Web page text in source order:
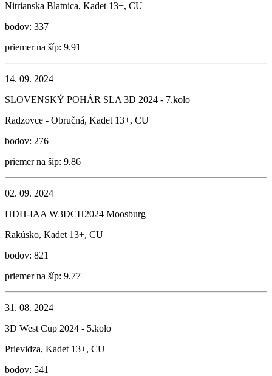
Nitrianska Blatnica, Kadet 13+, CU
bodov: 337
priemer na šíp: 9.91
14. 09. 2024
SLOVENSKÝ POHÁR SLA 3D 2024 - 7.kolo
Radzovce - Obručná, Kadet 13+, CU
bodov: 276
priemer na šíp: 9.86
02. 09. 2024
HDH-IAA W3DCH2024 Moosburg
Rakúsko, Kadet 13+, CU
bodov: 821
priemer na šíp: 9.77
31. 08. 2024
3D West Cup 2024 - 5.kolo
Prievidza, Kadet 13+, CU
bodov: 541